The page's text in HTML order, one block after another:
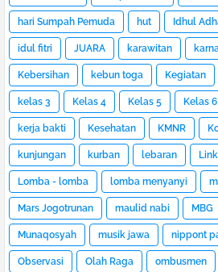
hari Sumpah Pemuda hut Idhul
idul fitri JUARA karawitan
Kebersihan kebun toga Kegiatan
kelas 3 Kelas 4 Kelas 5 Kelas 6
kerja bakti Kesehatan KMNR
kunjungan kurban lebaran Link
Lomba - lomba lomba menyanyi
Mars Jogotrunan maulid nabi MBG
Munaqosyah musik jawa nippont
Observasi Olah Raga ombusmen